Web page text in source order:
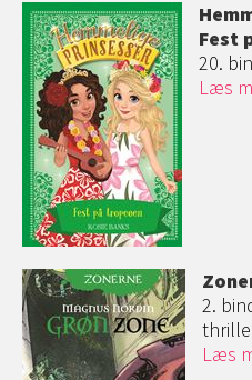
Fest
20.
Læs
2.
Læs